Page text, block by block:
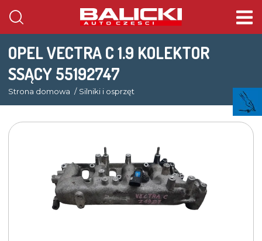
OPEL VECTRA C 1.9 KOLEKTOR
SSĄCY 55192747
Strona domowa Silniki i osprzęt